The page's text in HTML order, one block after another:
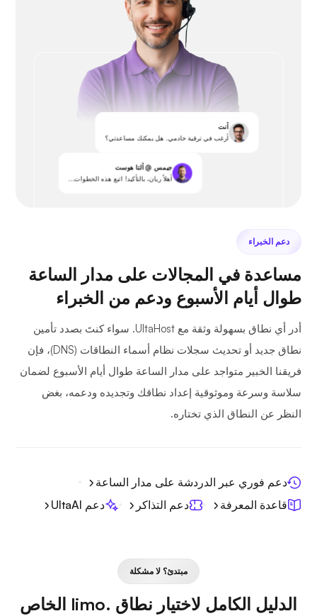
أنت
أرغب في ترقية خادمي. هل يمكنك مساعدتي؟
جيمس @ ألتا هوست
أهلاً ريان، بالتأكيد! اتبع هذه الخطوات...
دعم الخبراء
مساعدة في المجالات على مدار الساعة
طوال أيام الأسبوع ودعم من الخبراء
أدر أي نطاق بسهولة وثقة مع UltaHost. سواء كنتَ بصدد تأمين
نطاق جديد أو تحديث سجلات نظام أسماء النطاقات (DNS)، فإن
فريقنا الخبير متواجد على مدار الساعة طوال أيام الأسبوع لضمان
سلاسة وسرعة وموثوقية إعداد نطاقك وتجديده ودعمه، بغض
النظر عن النطاق الذي تختاره.
دعم فوري عبر الدردشة على مدار الساعة
قاعدة المعرفة
دعم التذاكر دعم UltaAI
مبتدئ؟ لا مشكلة
الدليل الكامل لاختيار نطاق .limo الخاص